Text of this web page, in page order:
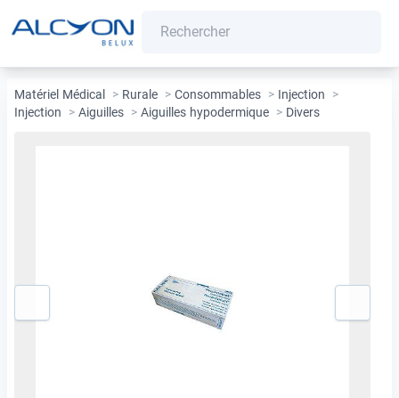
Matériel Médical > Rurale > Consommables > Injection
>
Injection
> Aiguilles > Aiguilles hypodermique > Divers